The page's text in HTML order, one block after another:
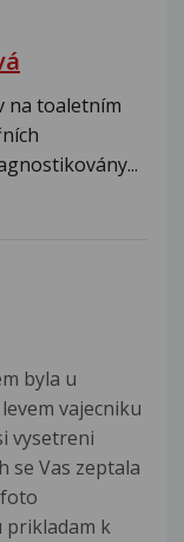
na toaletním
byla u
vajecniku
vysetreni
se Vas zeptala
prikladam k